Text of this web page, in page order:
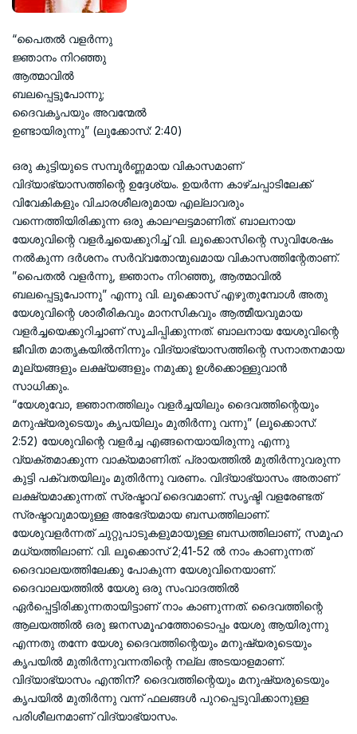
“പൈതല്‍ വളര്‍ന്നു
ജ്ഞാനം നിറഞ്ഞു
ആത്മാവില്‍
ബലപ്പെട്ടുപോന്നു;
ദൈവകൃപയും അവന്മേല്‍
ഉണ്ടായിരുന്നു” (ലുക്കോസ്: 2:40)
ഒരു കുട്ടിയുടെ സമ്പൂര്‍ണ്ണമായ വികാസമാണ്
വിദ്യാഭ്യാസത്തിന്റെ ഉദ്ദേശ്യം. ഉയര്‍ന്ന കാഴ്ചപ്പാടിലേക്ക്
വിവേകികളും വിചാരശീലരുമായ എല്ലാവരും
വന്നെത്തിയിരിക്കുന്ന ഒരു കാലഘട്ടമാണിത്. ബാലനായ
യേശുവിന്റെ വളര്‍ച്ചയെക്കുറിച്ച് വി. ലൂക്കൊസിന്റെ സുവിശേഷം
നല്‍കുന്ന ദര്‍ശനം സര്‍വ്വതോന്മുഖമായ വികാസത്തിന്റേതാണ്.
”പൈതല്‍ വളര്‍ന്നു, ജ്ഞാനം നിറഞ്ഞു, ആത്മാവില്‍
ബലപ്പെട്ടുപോന്നു” എന്നു വി. ലൂക്കൊസ് എഴുതുമ്പോള്‍ അതു
യേശുവിന്റെ ശാരീരികവും മാനസികവും ആത്മീയവുമായ
വളര്‍ച്ചയെക്കുറിച്ചാണ് സൂചിപ്പിക്കുന്നത്. ബാലനായ യേശുവിന്റെ
ജീവിത മാതൃകയില്‍നിന്നും വിദ്യാഭ്യാസത്തിന്റെ സനാതനമായ
മൂല്യങ്ങളും ലക്ഷ്യങ്ങളും നമുക്കു ഉള്‍ക്കൊള്ളുവാന്‍
സാധിക്കും.
“യേശുവോ, ജ്ഞാനത്തിലും വളര്‍ച്ചയിലും ദൈവത്തിന്റെയും
മനുഷ്യരുടെയും കൃപയിലും മുതിര്‍ന്നു വന്നു” (ലൂക്കൊസ്:
2:52) യേശുവിന്റെ വളര്‍ച്ച എങ്ങനെയായിരുന്നു എന്നു
വ്യക്തമാക്കുന്ന വാക്യമാണിത്. പ്രായത്തില്‍ മുതിര്‍ന്നുവരുന്ന
കുട്ടി പക്വതയിലും മുതിര്‍ന്നു വരണം. വിദ്യാഭ്യാസം അതാണ്
ലക്ഷ്യമാക്കുന്നത്. സ്രഷ്ടാവ് ദൈവമാണ്. സൃഷ്ടി വളരേണ്ടത്
സ്രഷ്ടാവുമായുള്ള അഭേദ്യമായ ബന്ധത്തിലാണ്.
യേശുവളര്‍ന്നത് ചുറ്റുപാടുകളുമായുള്ള ബന്ധത്തിലാണ്, സമൂഹ
മധ്യത്തിലാണ്. വി. ലൂക്കൊസ് 2;41-52 ല്‍ നാം കാണുന്നത്
ദൈവാലയത്തിലേക്കു പോകുന്ന യേശുവിനെയാണ്.
ദൈവാലയത്തില്‍ യേശു ഒരു സംവാദത്തില്‍
ഏര്‍പ്പെട്ടിരിക്കുന്നതായിട്ടാണ് നാം കാണുന്നത്. ദൈവത്തിന്റെ
ആലയത്തില്‍ ഒരു ജനസമൂഹത്തോടൊപ്പം യേശു ആയിരുന്നു
എന്നതു തന്നേ യേശു ദൈവത്തിന്റെയും മനുഷ്യരുടെയും
കൃപയില്‍ മുതിര്‍ന്നുവന്നതിന്റെ നല്ല അടയാളമാണ്.
വിദ്യാഭ്യാസം എന്തിന്? ദൈവത്തിന്റെയും മനുഷ്യരുടെയും
കൃപയില്‍ മുതിര്‍ന്നു വന്ന് ഫലങ്ങള്‍ പുറപ്പെടുവിക്കാനുള്ള
പരിശീലനമാണ് വിദ്യാഭ്യാസം.